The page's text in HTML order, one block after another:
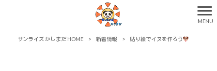
MENU
サンライズ かしまだ HOME > 新着情報 > 貼り絵でイヌを作ろう